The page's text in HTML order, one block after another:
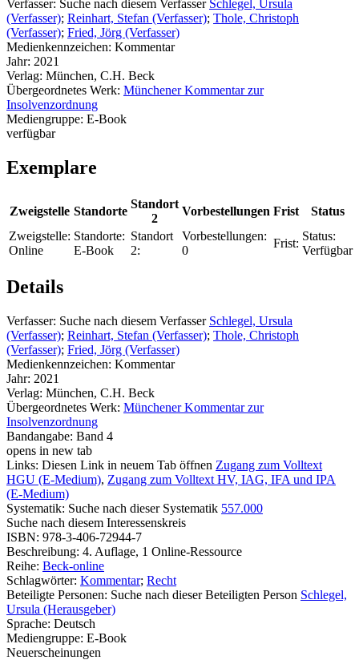
Verfasser: Suche nach diesem Verfasser Schlegel, Ursula
(Verfasser); Reinhart, Stefan (Verfasser); Thole, Christoph
(Verfasser); Fried, Jörg (Verfasser)
Medienkennzeichen: Kommentar
Jahr: 2021
Verlag: München, C.H. Beck
Übergeordnetes Werk: Münchener Kommentar zur
Insolvenzordnung
Mediengruppe: E-Book
verfügbar
Exemplare
Zweigstelle Standorte
Standort
2
Vorbestellungen Frist
Status
Zweigstelle:
Online
Standorte:
E-Book
Standort
2:
Vorbestellungen:
0
Frist:
Status:
Verfügbar
Details
Verfasser: Suche nach diesem Verfasser Schlegel, Ursula
(Verfasser); Reinhart, Stefan (Verfasser); Thole, Christoph
(Verfasser); Fried, Jörg (Verfasser)
Medienkennzeichen: Kommentar
Jahr: 2021
Verlag: München, C.H. Beck
Übergeordnetes Werk: Münchener Kommentar zur
Insolvenzordnung
Bandangabe: Band 4
opens in new tab
Links: Diesen Link in neuem Tab öffnen Zugang zum Volltext
HGU (E-Medium), Zugang zum Volltext HV, IAG, IFA und IPA
(E-Medium)
Systematik: Suche nach dieser Systematik 557.000
Suche nach diesem Interessenskreis
ISBN: 978-3-406-72944-7
Beschreibung: 4. Auflage, 1 Online-Ressource
Reihe: Beck-online
Schlagwörter: Kommentar; Recht
Beteiligte Personen: Suche nach dieser Beteiligten Person Schlegel,
Ursula (Herausgeber)
Sprache: Deutsch
Mediengruppe: E-Book
Neuerscheinungen